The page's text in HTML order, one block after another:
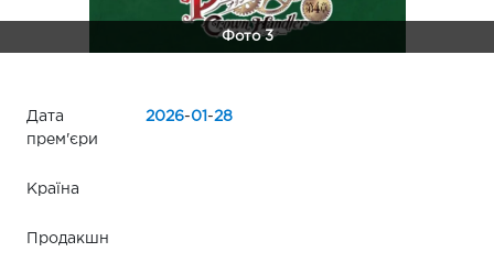
Фото 3
Дата
прем'єри
2026-01 -28
Країна
Продакшн